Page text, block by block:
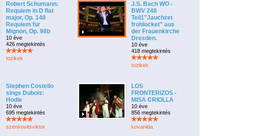
Robert Schumann:
Requiem in D flat
major, Op. 148
Requiem für
Mignon, Op. 98b
10 éve
426 megtekintés
tozikek
J.S. Bach WO -
BWV 248
Teil1"Jauchzet
frohlocket" aus
der Frauenkirche
Dresden.
10 éve
418 megtekintés
tozikek
Stephen Costello
sings Dubois:
Hodie
10 éve
695 megtekintés
szenkovitsviktor
LOS
FRONTERIZOS -
MISA CRIOLLA
10 éve
856 megtekintés
kovariida